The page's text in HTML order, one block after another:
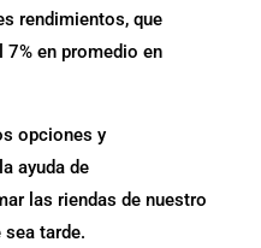
rendimientos, que
7% en promedio en
opciones y
ayuda de
las riendas de nuestro
tarde.